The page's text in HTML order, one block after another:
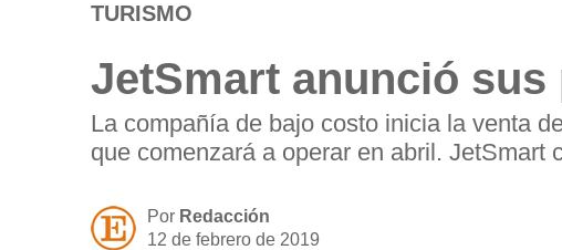
TURISMO
JetSmart anunció sus
La compañía de bajo costo inicia la venta
que comenzará a operar en abril. JetSmart
Por Redacción
12 de febrero de 2019